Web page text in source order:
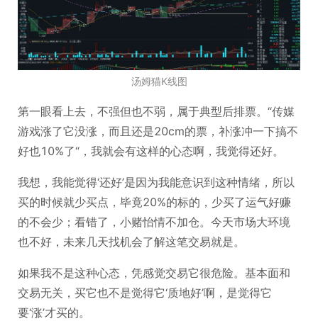
汤姆猫K线图
第一眼看上去，不强但也不弱，属于典型后排票。“传媒
游戏涨了它没涨，而且还是20cm的票，补涨冲一下搞不
好也10%了“，我就会有这样的心态啊，我觉得还好。
我想，我能觉得‘还好’是因为我能意识到这种情绪，所以
买的时候就少买点，毕竟20%的标的，少买了运气好赚
的不会少；看错了，小赌怡情不加仓。今天市场大环境
也不好，未来几天找机会了解这笔交易就是。
如果我不是这种心态，凭感觉交易它很危险。基本面和
交易无关，买它也不是觉得它‘质地好’啊，是觉得它
要‘涨’才买的。